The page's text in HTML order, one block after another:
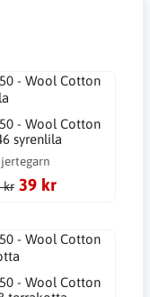
- Wool Cotton
syrenlila
kr 39 kr
- Wool Cotton